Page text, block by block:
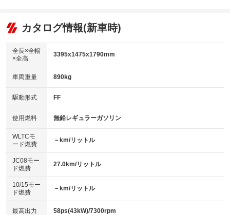
リフトアップ
：装備なし
：装備なし
パワーウィンドウ
アイドリングストップ
：装備あり
USB入力端子
：装備あり
100V電源
：装備なし
センターデフロック
：装備なし
電動格納ミラー
：装備あり
ビジュアル
：装備なし
：装備なし
革シート
キーレス
HID(キセノンライト)
：装備なし
バックカメラ
：装備あり
エアロ
：装備なし
：装備なし
パワーシート
ベンチシート
：装備あり
チップアップシート
：装備あり
カタログ情報(新車時)
全長×全幅
×全高
3395x1475x1790mm
車両重量 890kg
駆動形式 FF
使用燃料 無鉛レギュラーガソリン
WLTCモ
ード燃費
－km/リットル
JC08モー
ド燃費
27.0km/リットル
10/15モー
ド燃費
－km/リットル
最高出力 58ps(43kW)/7300rpm